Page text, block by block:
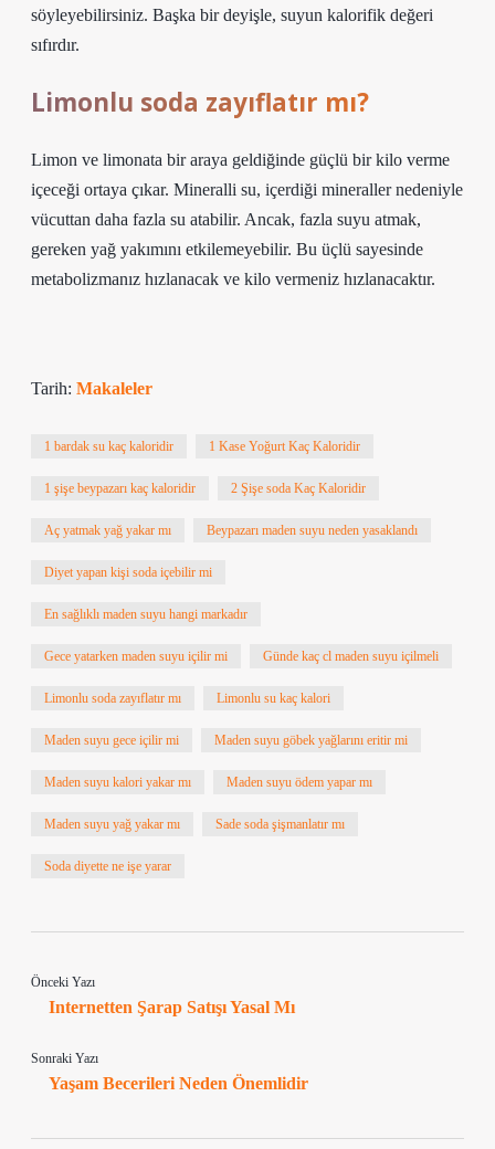
söyleyebilirsiniz. Başka bir deyişle, suyun kalorifik değeri
sıfırdır.
Limonlu soda zayıflatır mı?
Limon ve limonata bir araya geldiğinde güçlü bir kilo verme
içeceği ortaya çıkar. Mineralli su, içerdiği mineraller nedeniyle
vücuttan daha fazla su atabilir. Ancak, fazla suyu atmak,
gereken yağ yakımını etkilemeyebilir. Bu üçlü sayesinde
metabolizmanız hızlanacak ve kilo vermeniz hızlanacaktır.
Tarih: Makaleler
1 bardak su kaç kaloridir 1 Kase Yoğurt Kaç Kaloridir
1 şişe beypazarı kaç kaloridir 2 Şişe soda Kaç Kaloridir
Aç yatmak yağ yakar mı Beypazarı maden suyu neden yasaklandı
Diyet yapan kişi soda içebilir mi
En sağlıklı maden suyu hangi markadır
Gece yatarken maden suyu içilir mi Günde kaç cl maden suyu içilmeli
Limonlu soda zayıflatır mı Limonlu su kaç kalori
Maden suyu gece içilir mi Maden suyu göbek yağlarını eritir mi
Maden suyu kalori yakar mı Maden suyu ödem yapar mı
Maden suyu yağ yakar mı Sade soda şişmanlatır mı
Soda diyette ne işe yarar
Önceki Yazı
Internetten Şarap Satışı Yasal Mı
Sonraki Yazı
Yaşam Becerileri Neden Önemlidir